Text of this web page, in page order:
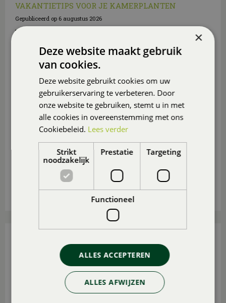
VAKANTIETIPS VOOR JE KAMERPLANTEN
Gepubliceerd op 6 augustus 2026
Hoe houd je je kamerplanten mooi als je op vakantie
? Wij geven tips!
4 augustus 2026
×
Deze website maakt gebruik
van cookies.
Deze website gebruikt cookies om uw
gebruikerservaring te verbeteren. Door
onze website te gebruiken, stemt u in met
alle cookies in overeenstemming met ons
Cookiebeleid. Lees verder
Strikt
noodzakelijk
Prestatie Targeting
Functioneel
ALLES ACCEPTEREN
ALLES AFWIJZEN